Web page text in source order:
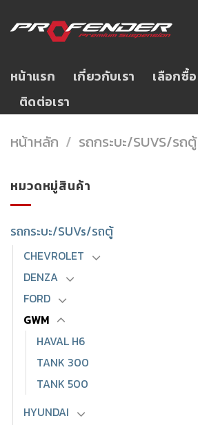
to
หน้าแรก เกี่ยวกับเรา เลือกซื้อ
ติดต่อเรา
หน้าหลัก / รถกระบะ/SUVS/รถตู้
หมวดหมู่สินค้า
รถกระบะ/SUVs/รถตู้
CHEVROLET
DENZA
FORD
GWM
HAVAL H6
TANK 300
TANK 500
HYUNDAI